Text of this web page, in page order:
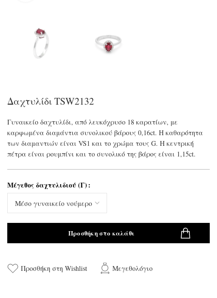
Δαχτυλίδι TSW2132
Γυναικείο δαχτυλίδι, από λευκόχρυσο 18 καρατίων, με
καρφωμένα διαμάντια συνολικού βάρους 0,16ct. Η καθαρότητα
των διαμαντιών είναι VS1 και το χρώμα τους G. Η κεντρική
πέτρα είναι ρουμπίνι και το συνολικό της βάρος είναι 1,15ct.
Μέγεθος δαχτυλιδιού (Γ)
Προσθήκη στο καλάθι
Προσθήκη στη Wishlist Μεγεθολόγιο